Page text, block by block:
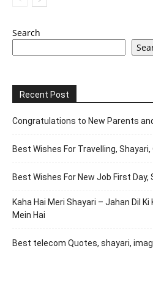
Search
Recent Post
Congratulations to New Parents
Best Wishes For Travelling,
Best Wishes For New Job First Day,
Kaha Hai Meri Shayari – Jahan Dil
Mein Hai
Best telecom Quotes, shayari,